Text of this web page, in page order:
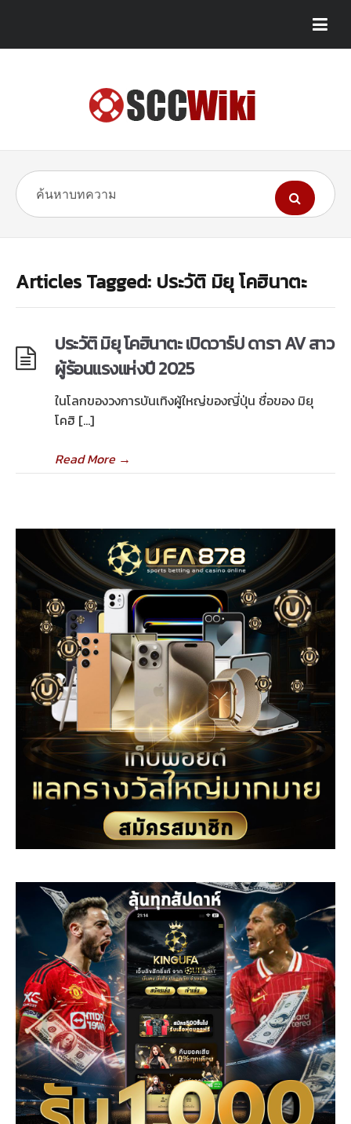
Articles Tagged: ประวัติ มิยุ โคฮินาตะ
ประวัติ มิยุ โคฮินาตะ เปิดวาร์ป ดารา AV สาว
ผู้ร้อนแรงแห่งปี 2025
ในโลกของวงการบันเทิงผู้ใหญ่ของญี่ปุ่น ชื่อของ มิยุ
โคฮิ […]
Read More→